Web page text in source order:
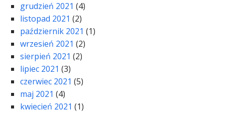
grudzień 2021 (4)
listopad 2021 (2)
październik 2021 (1)
wrzesień 2021 (2)
sierpień 2021 (2)
lipiec 2021 (3)
czerwiec 2021 (5)
maj 2021 (4)
kwiecień 2021 (1)